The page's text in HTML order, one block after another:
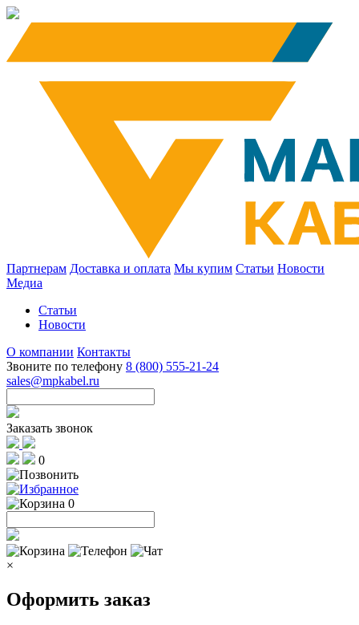
Партнерам Доставка и оплата Мы купим Статьи Новости
Медиа
Статьи
Новости
О компании Контакты
Звоните по телефону 8 (800) 555-21-24
sales@mpkabel.ru
Заказать звонок
0
0
×
Оформить заказ